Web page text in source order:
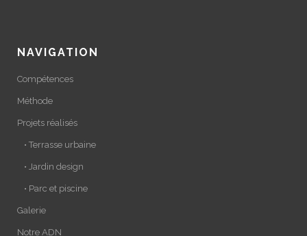
NAVIGATION
Compétences
Méthode
Projets réalisés
• Terrasse urbaine
• Jardin design
• Parc et piscine
Galerie
Notre ADN